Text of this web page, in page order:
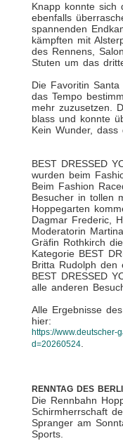
Knapp konnte sich
ebenfalls
spannenden
kämpften mit
des Rennens,
Stuten um das
Die Favoritin
das Tempo
mehr zuzusetzen.
blass und konnte
Kein Wunder,
BEST DRESSED
wurden beim
Beim Fashion
Besucher in tollen
Hoppegarten
Dagmar Frederic,
Moderatorin
Gräfin Rothkirch
Kategorie BEST
Britta Rudolph den
BEST DRESSED
alle anderen
Alle Ergebnisse
hier:
https://www.deutscher-
d=20260524.
RENNTAG DES
Die Rennbahn
Schirmherrschaft
Spranger am
Sports.